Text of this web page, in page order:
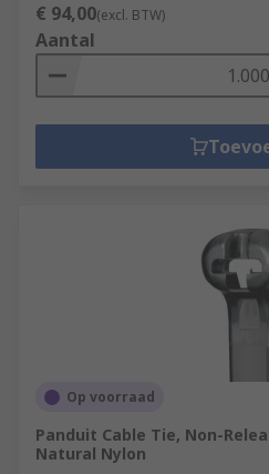
€ 94,00(excl. BTW)
Aantal
Op voorraad
Panduit Cable Tie, Non-
Natural Nylon